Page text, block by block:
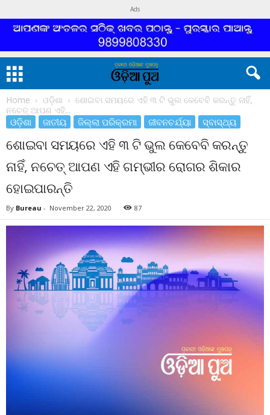
Ads
Home ଓଡ଼ିଶା
ଶୋଇବା ସମୟରେ ଏହି ୩ ଟି ଭୁଲ କେବେବି କରନ୍ତୁ ନାହିଁ,
ନଚେତ୍ ଆପଣ ଏହି...
ଓଡ଼ିଶା ଜାତୀୟ ଜିଲ୍ଲା ପରିକ୍ରମା ଜୀବନଚର୍ଯ୍ୟା ସ୍ବାସ୍ଥ୍ୟ
ଶୋଇବା ସମୟରେ ଏହି ୩ ଟି ଭୁଲ କେବେବି କରନ୍ତୁ
ନାହିଁ, ନଚେତ୍ ଆପଣ ଏହି ଗମ୍ଭୀର ରୋଗର ଶିକାର
ହୋଇପାରନ୍ତି
By Bureau - November 22, 2020 87